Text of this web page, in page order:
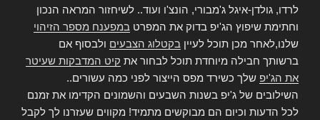
לרדו, גולדן-איגל ג'מבורי, הונצ'ו ועוד.. לשיחזור המראה הנכון
וחתימת שיפוץ הג'יפ בדוק את המפרט במפענח מספר הזיהוי
שלנו,לאחר מכן תוכל לעיין בקטלוג הצבעים ולבסוף אם
ברשותך חבילה מיוחדת תוכל לבחור את קיט המדבקות שעיטר
את הג'יפ שלך כשירד מפס הייצור לפני כמה עשורים..
השילובים של ג'יפ בשנות השבעים והשמונים הקדימו את זמנם
לכל הדעות וכיום הם מבוקשים מתמיד! מקווים שעזרנו לך לקבל